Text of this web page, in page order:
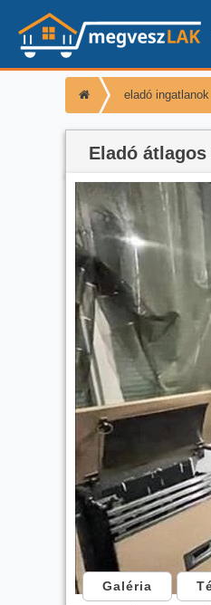
eladó ingatlanok
Eladó
Galéria